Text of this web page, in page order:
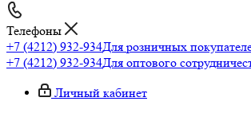
Телефоны
+7 (4212) 932-934Для розничных
+7 (4212) 932-934Для оптового
Личный кабинет